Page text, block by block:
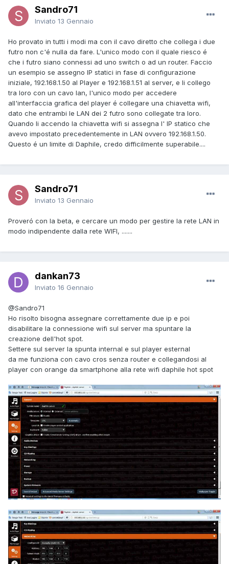
Sandro71
Inviato 13 Gennaio
Ho provato in tutti i modi ma con il cavo diretto che collega i due
futro non c'é nulla da fare. L'unico modo con il quale riesco é
che i futro siano connessi ad uno switch o ad un router. Faccio
un esempio se assegno IP statici in fase di configurazione
iniziale, 192.168.1.50 al Player e 192.168.1.51 al server, e li collego
tra loro con un cavo lan, l'unico modo per accedere
all'interfaccia grafica del player é collegare una chiavetta wifi,
dato che entrambi le LAN dei 2 futro sono collegate tra loro.
Quando li accendo la chiavetta wifi si assegna l' IP statico che
avevo impostato precedentemente in LAN ovvero 192.168.1.50.
Questo é un limite di Daphile, credo difficilmente superabile....
Sandro71
Inviato 13 Gennaio
Proveró con la beta, e cercare un modo per gestire la rete LAN in
modo indipendente dalla rete WIFI, .......
dankan73
Inviato 16 Gennaio
@Sandro71
Ho risolto bisogna assegnare correttamente due ip e poi
disabilitare la connessione wifi sul server ma spuntare la
creazione dell'hot spot.
Settere sul server la spunta internal e sul player esternal
da me funziona con cavo cros senza router e collegandosi al
player con orange da smartphone alla rete wifi daphile hot spot